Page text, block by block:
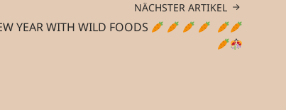
NÄCHSTER ARTIKEL
YEAR WITH WILD FOODS